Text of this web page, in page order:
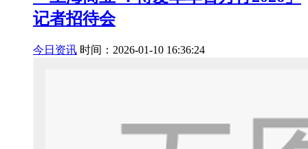
记者招待会
今日资讯 时间：2026-01-10 16:36:24